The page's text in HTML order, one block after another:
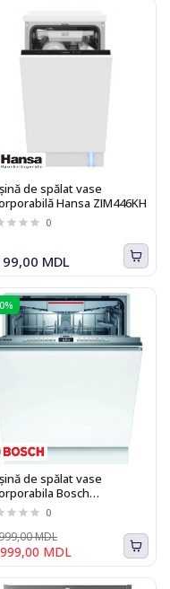
de spălat vase
Hansa ZIM446KH
0
MDL
de spălat vase
Bosch
Seria I 4
0
MDL
MDL